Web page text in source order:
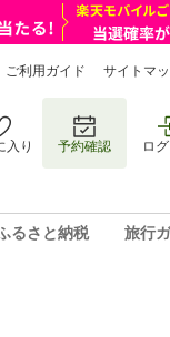
ご利用ガイド サイトマ
入り 予約確認 ロ
るさと納税 旅行